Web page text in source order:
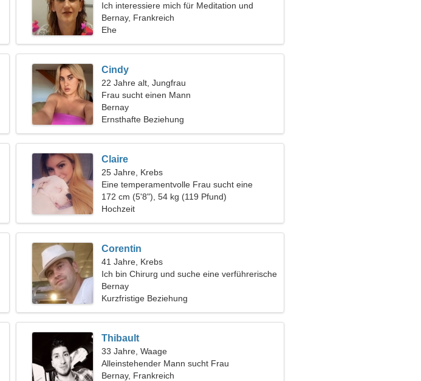
Ich interessiere mich für Meditation und
Konzerte
Bernay, Frankreich
Ehe
Cindy
22 Jahre alt, Jungfrau
Frau sucht einen Mann
Bernay
Ernsthafte Beziehung
Claire
25 Jahre, Krebs
Eine temperamentvolle Frau sucht eine
Liebesbeziehung
172 cm (5'8"), 54 kg (119 Pfund)
Hochzeit
Corentin
41 Jahre, Krebs
Ich bin Chirurg und suche eine verführerische
Frau
Bernay
Kurzfristige Beziehung
Thibault
33 Jahre, Waage
Alleinstehender Mann sucht Frau
Bernay, Frankreich